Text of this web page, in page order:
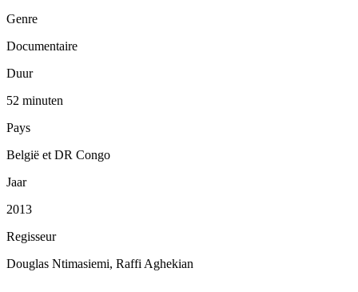
Genre
Documentaire
Duur
52 minuten
Pays
België et DR Congo
Jaar
2013
Regisseur
Douglas Ntimasiemi, Raffi Aghekian